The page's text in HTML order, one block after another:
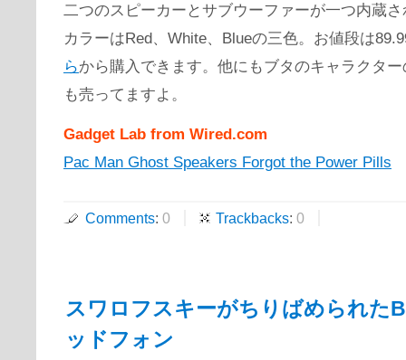
二つのスピーカーとサブウーファーが一つ内蔵
カラーはRed、White、Blueの三色。お値段は
らから購入できます。他にもブタのキャラクタ
も売ってますよ。
Gadget Lab from Wired.com
Pac Man Ghost Speakers Forgot the Power Pills
Comments: 0 Trackbacks: 0
スワロフスキーがちりばめられた
ッドフォン